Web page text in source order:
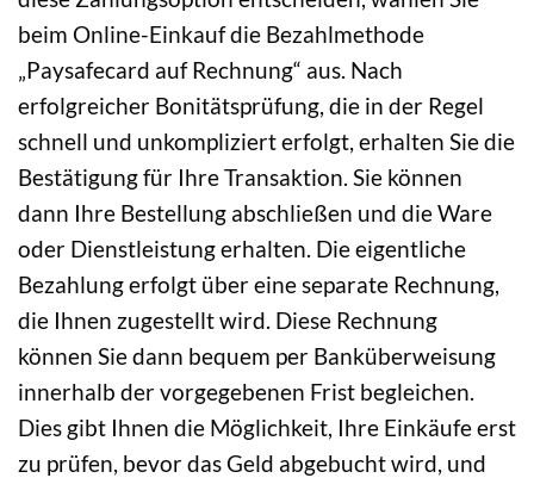
beim Online-Einkauf die Bezahlmethode
„Paysafecard auf Rechnung“ aus. Nach
erfolgreicher Bonitätsprüfung, die in der Regel
schnell und unkompliziert erfolgt, erhalten Sie die
Bestätigung für Ihre Transaktion. Sie können
dann Ihre Bestellung abschließen und die Ware
oder Dienstleistung erhalten. Die eigentliche
Bezahlung erfolgt über eine separate Rechnung,
die Ihnen zugestellt wird. Diese Rechnung
können Sie dann bequem per Banküberweisung
innerhalb der vorgegebenen Frist begleichen.
Dies gibt Ihnen die Möglichkeit, Ihre Einkäufe erst
zu prüfen, bevor das Geld abgebucht wird, und